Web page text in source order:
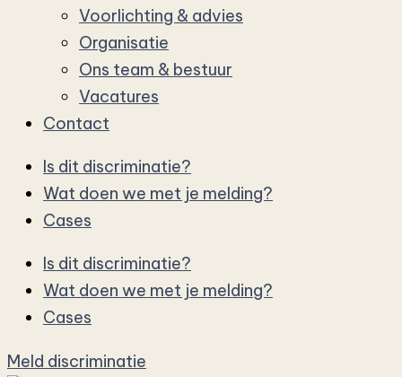
Voorlichting & advies
Organisatie
Ons team & bestuur
Vacatures
Contact
Is dit discriminatie?
Wat doen we met je melding?
Cases
Is dit discriminatie?
Wat doen we met je melding?
Cases
Meld discriminatie